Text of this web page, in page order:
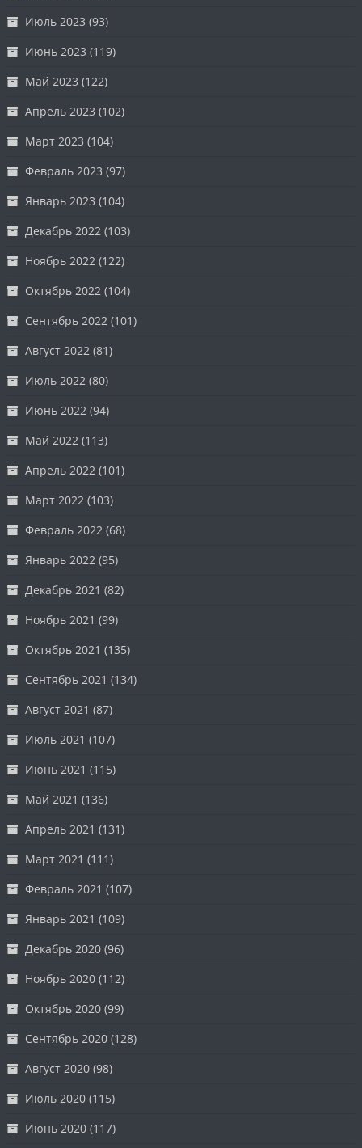
Июль 2023 (93)
Июнь 2023 (119)
Май 2023 (122)
Апрель 2023 (102)
Март 2023 (104)
Февраль 2023 (97)
Январь 2023 (104)
Декабрь 2022 (103)
Ноябрь 2022 (122)
Октябрь 2022 (104)
Сентябрь 2022 (101)
Август 2022 (81)
Июль 2022 (80)
Июнь 2022 (94)
Май 2022 (113)
Апрель 2022 (101)
Март 2022 (103)
Февраль 2022 (68)
Январь 2022 (95)
Декабрь 2021 (82)
Ноябрь 2021 (99)
Октябрь 2021 (135)
Сентябрь 2021 (134)
Август 2021 (87)
Июль 2021 (107)
Июнь 2021 (115)
Май 2021 (136)
Апрель 2021 (131)
Март 2021 (111)
Февраль 2021 (107)
Январь 2021 (109)
Декабрь 2020 (96)
Ноябрь 2020 (112)
Октябрь 2020 (99)
Сентябрь 2020 (128)
Август 2020 (98)
Июль 2020 (115)
Июнь 2020 (117)